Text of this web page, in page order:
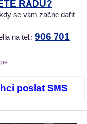
RADU?
se vám začne dařit
na tel.: 906 701
poslat SMS